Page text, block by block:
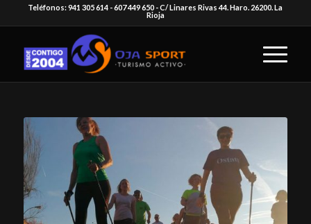
Teléfonos: 941 305 614 - 607 449 650 - C/ Linares Rivas 44. Haro. 26200. La
Rioja